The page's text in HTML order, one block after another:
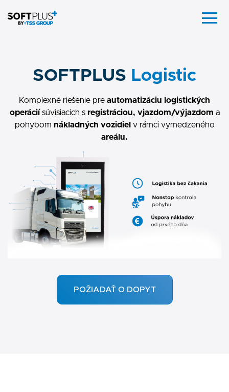
SOFTPLUS Logistic
Komplexné riešenie pre automatizáciu logistických
operáciísúvisiacich sregistráciou, vjazdom/výjazdom a
pohybom nákladných vozidiel v rámci vymedzeného
areálu.
POŽIADAŤ O DOPYT